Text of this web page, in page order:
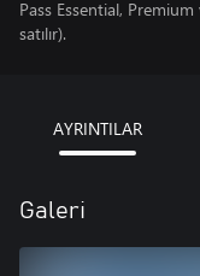
Pass Essential,
satılır).
AYRINTILAR
Galeri